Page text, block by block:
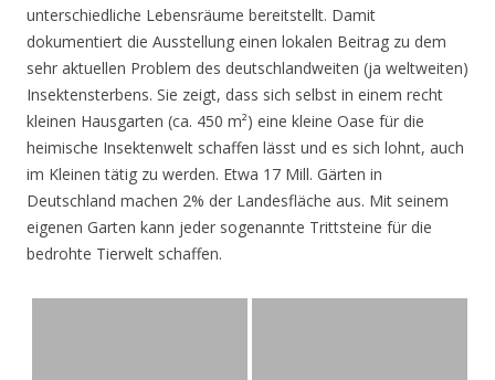
unterschiedliche Lebensräume bereitstellt. Damit
dokumentiert die Ausstellung einen lokalen Beitrag zu dem
sehr aktuellen Problem des deutschlandweiten (ja weltweiten)
Insektensterbens. Sie zeigt, dass sich selbst in einem recht
kleinen Hausgarten (ca. 450 m²) eine kleine Oase für die
heimische Insektenwelt schaffen lässt und es sich lohnt, auch
im Kleinen tätig zu werden. Etwa 17 Mill. Gärten in
Deutschland machen 2% der Landesfläche aus. Mit seinem
eigenen Garten kann jeder sogenannte Trittsteine für die
bedrohte Tierwelt schaffen.